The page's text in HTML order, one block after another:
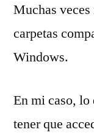
Muchas veces
carpetas
Windows.
En mi caso, lo
tener que